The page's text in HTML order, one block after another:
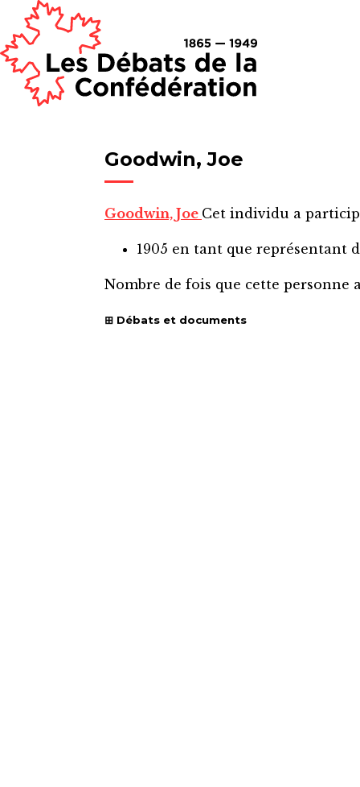
Goodwin, Joe
Goodwin, Joe Cet individu a
1905 en tant que représentant
Nombre de fois que cette personne
Débats et documents